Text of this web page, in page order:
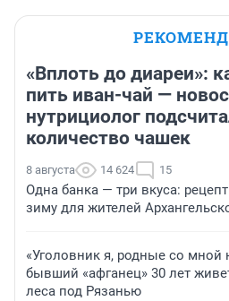
«Вплоть до диареи»:
пить иван-чай —
нутрициолог
количество чашек
8 августа 14 624 15
Одна банка — три вкуса:
зиму для жителей
«Уголовник я, родные со мной
бывший «афганец» 30 лет
леса под Рязанью